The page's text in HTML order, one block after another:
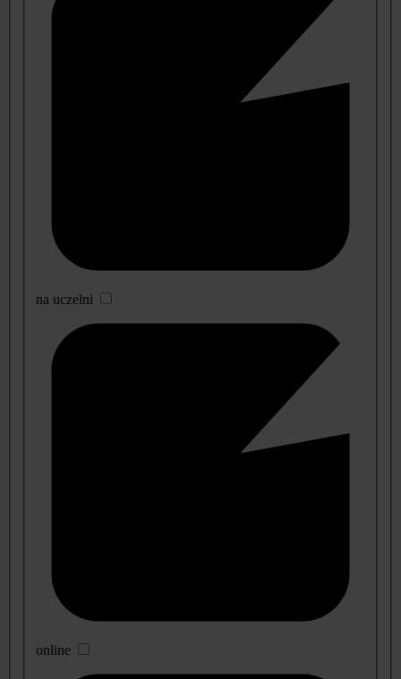
na uczelni
online